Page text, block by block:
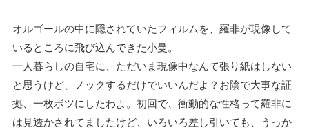
オルゴールの中に隠されていたフィルムを、羅非が現像して
いるところに飛び込んできた小曼。
一人暮らしの自宅に、ただいま現像中なんて張り紙はしない
と思うけど、ノックするだけでいいんだよ？お陰で大事な証
拠、一枚ボツにしたわよ。初回で、衝動的な性格って羅非に
は見透かされてましたけど、いろいろ差し引いても、うっか